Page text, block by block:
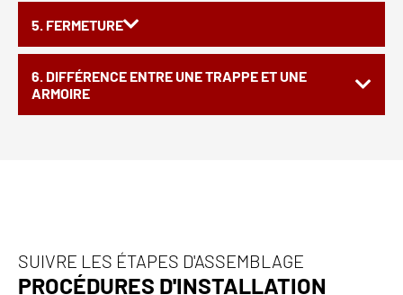
5. FERMETURE
6. DIFFÉRENCE ENTRE UNE TRAPPE ET UNE
ARMOIRE
SUIVRE LES ÉTAPES D'ASSEMBLAGE
PROCÉDURES D'INSTALLATION